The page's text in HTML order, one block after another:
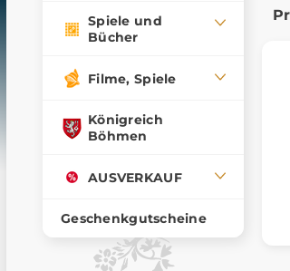
Spiele und
Bücher
Filme, Spiele
Königreich
Böhmen
AUSVERKAUF
Geschenkgutscheine